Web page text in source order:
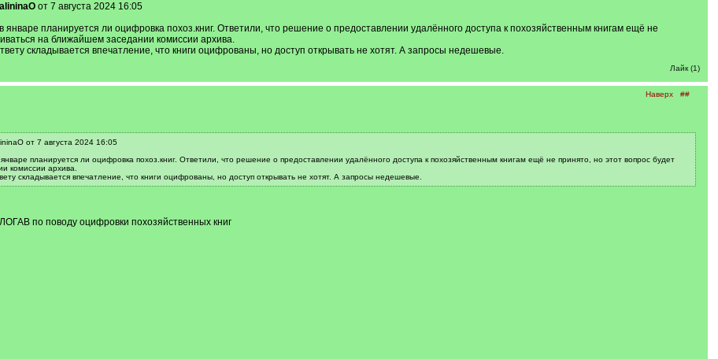
от 7 августа 2024 16:05
планируется ли оцифровка похоз.книг. Ответили, что решение о предоставлении удалённого доступа к похозяйственным книгам ещё не
на ближайшем заседании комиссии архива.
складывается впечатление, что книги оцифрованы, но доступ открывать не хотят. А запросы недешевые.
Лайк (1)
Наверх ##
от 7 августа 2024 16:05
планируется ли оцифровка похоз.книг. Ответили, что решение о предоставлении удалённого доступа к похозяйственным книгам ещё не принято, но этот вопрос будет
комиссии архива.
складывается впечатление, что книги оцифрованы, но доступ открывать не хотят. А запросы недешевые.
по поводу оцифровки похозяйственных книг